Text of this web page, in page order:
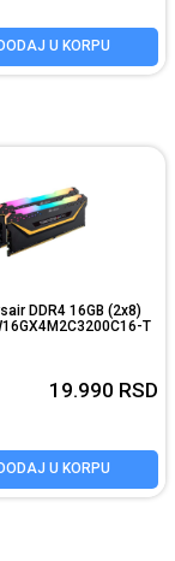
DODAJ U KORPU
DDR4 16GB (2x8)
T
19.990 RSD
DODAJ U KORPU